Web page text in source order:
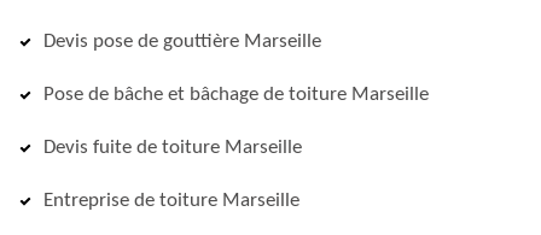
Devis pose de gouttière Marseille
Pose de bâche et bâchage de toiture Marseille
Devis fuite de toiture Marseille
Entreprise de toiture Marseille